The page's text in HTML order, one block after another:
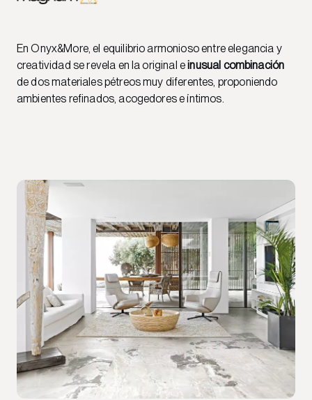
En Onyx&More, el equilibrio armonioso entre elegancia y
creatividad se revela en la original einusual combinación
de dos materiales pétreos muy diferentes, proponiendo
ambientes refinados, acogedores e íntimos.